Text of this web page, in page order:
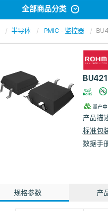
全部商品分类
半导体 PMIC - 监控器
量产中
产品描
标准包
数据手
规格参数 产